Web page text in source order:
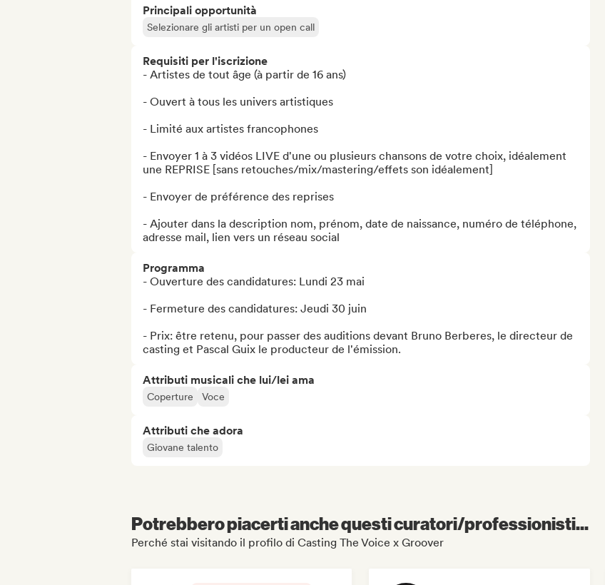
Principali opportunità
Selezionare gli artisti per un open call
Requisiti per l'iscrizione
- Artistes de tout âge (à partir de 16 ans)
- Ouvert à tous les univers artistiques
- Limité aux artistes francophones
- Envoyer 1 à 3 vidéos LIVE d'une ou plusieurs chansons de votre choix, idéalement
une REPRISE [sans retouches/mix/mastering/effets son idéalement]
- Envoyer de préférence des reprises
- Ajouter dans la description nom, prénom, date de naissance, numéro de téléphone,
adresse mail, lien vers un réseau social
Programma
- Ouverture des candidatures: Lundi 23 mai
- Fermeture des candidatures: Jeudi 30 juin
- Prix: être retenu, pour passer des auditions devant Bruno Berberes, le directeur de
casting et Pascal Guix le producteur de l'émission.
Attributi musicali che lui/lei ama
Coperture Voce
Attributi che adora
Giovane talento
Potrebbero piacerti anche questi curatori/professionisti...
Perché stai visitando il profilo di Casting The Voice x Groover